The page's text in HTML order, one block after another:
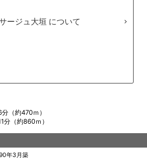
ージュ大垣
（約470ｍ）
分（約860ｍ）
年3月築